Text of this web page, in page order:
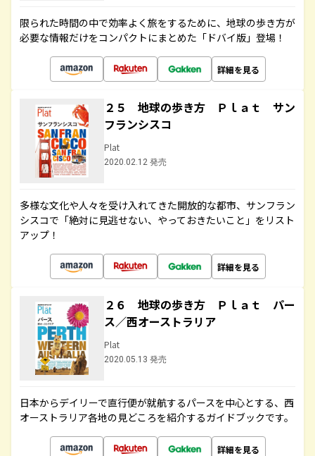
限られた時間の中で効率よく旅をするために、地球の歩き方が
必要な情報だけをコンパクトにまとめた「ドバイ版」登場！
詳細を見る
２５ 地球の歩き方 Ｐｌａｔ サン
フランシスコ
Plat
2020.02.12 発売
多様な文化や人々を受け入れてきた開放的な都市、サンフラン
シスコで「絶対に見逃せない、やっておきたいこと」をリスト
アップ！
詳細を見る
２６ 地球の歩き方 Ｐｌａｔ パー
ス／西オーストラリア
Plat
2020.05.13 発売
日本からデイリーで直行便が就航するパースを中心とする、西
オーストラリア各地の見どころを紹介するガイドブックです。
詳細を見る